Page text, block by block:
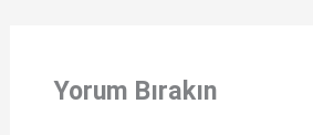
e
Yorum Bırakın